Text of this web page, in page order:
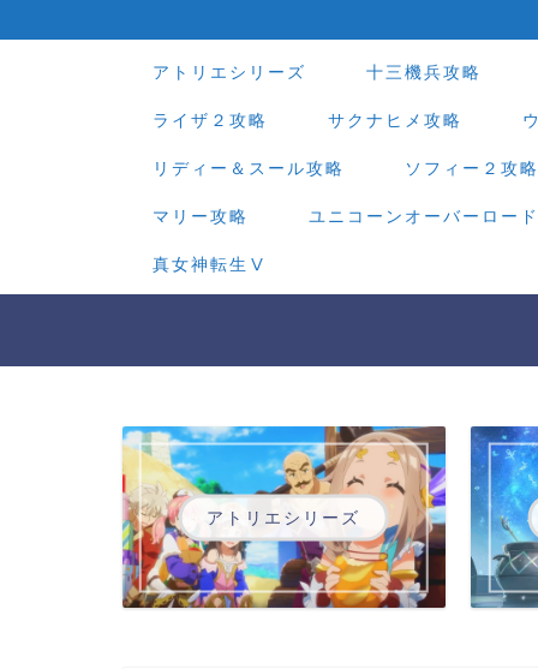
アトリエシリーズ 十三機兵攻略
ライザ２攻略 サクナヒメ攻略
リディー＆スール攻略 ソフィー２攻略
マリー攻略 ユニコーンオーバーロー
真女神転生Ⅴ
アトリエシリーズ